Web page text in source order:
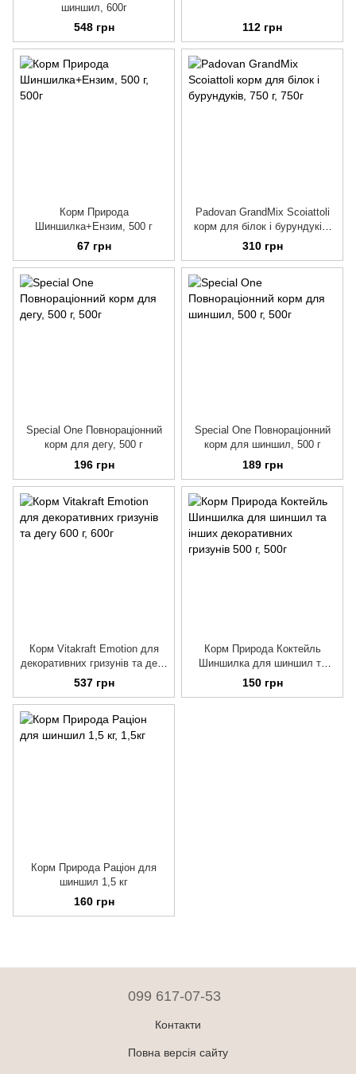
шиншил, 600г
548 грн 112 грн
Корм Природа
Шиншилка+Ензим, 500 г
67 грн
Padovan GrandMix Scoiattoli
корм для білок і бурундуків,
750 г
310 грн
Special One Повнораціонний
корм для дегу, 500 г
196 грн
Special One Повнораціонний
корм для шиншил, 500 г
189 грн
Корм Vitakraft Emotion для
декоративних гризунів та дегу
600 г
537 грн
Корм Природа Коктейль
Шиншилка для шиншил та
інших декоративних гризунів
500 г
150 грн
Корм Природа Раціон для
шиншил 1,5 кг
160 грн
099 617-07-53
Контакти
Повна версія сайту